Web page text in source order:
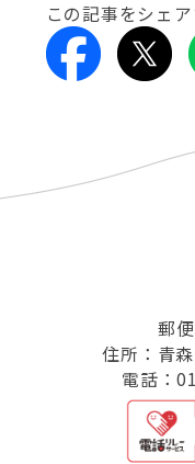
この記事をシェ
郵
住所：青
電話：